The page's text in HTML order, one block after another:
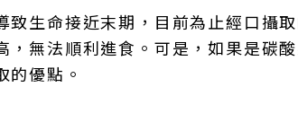
致生命接近末期，目前為止經口攝
，無法順利進食。可是，如果是碳
的優點。